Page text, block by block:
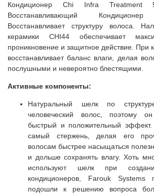
Кондиционер Chi Infra
Восстанавливающий
Восстанавливает структуру волоса.
керамики CHI44 обеспечивает
проникновение и защитное действие. При
восстанавливает баланс влаги, делая
послушными и невероятно блестящими.
Активные компоненты:
Натуральный шелк по
человеческий волос, поэтому
быстрый и положительный
самый стержень, делая его
волосам быстрее насыщаться
и дольше сохранять влагу. Хоть
используют шелк при
кондиционеров, Farouk
подошли к решению вопроса